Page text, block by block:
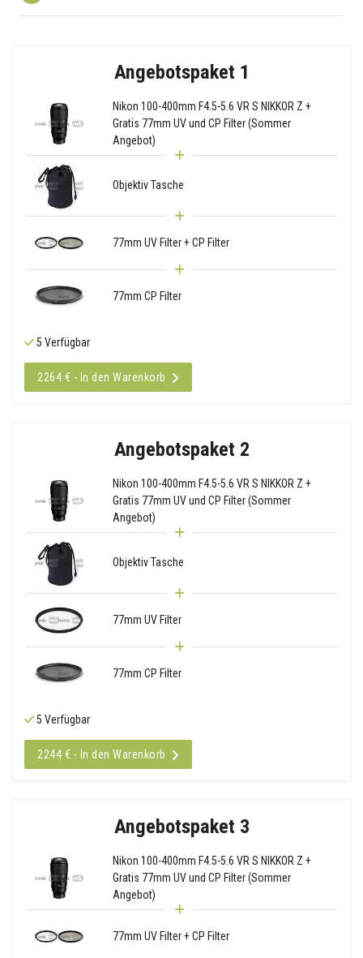
Angebotspaket 1
Nikon 100-400mm F4.5-5.6 VR S NIKKOR Z +
Gratis 77mm UV und CP Filter (Sommer
Angebot)
Objektiv Tasche
77mm UV Filter + CP Filter
77mm CP Filter
5 Verfügbar
2264 € - In den Warenkorb
Angebotspaket 2
Nikon 100-400mm F4.5-5.6 VR S NIKKOR Z +
Gratis 77mm UV und CP Filter (Sommer
Angebot)
Objektiv Tasche
77mm UV Filter
77mm CP Filter
5 Verfügbar
2244 € - In den Warenkorb
Angebotspaket 3
Nikon 100-400mm F4.5-5.6 VR S NIKKOR Z +
Gratis 77mm UV und CP Filter (Sommer
Angebot)
77mm UV Filter + CP Filter